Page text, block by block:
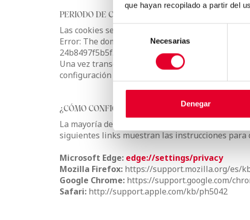
que hayan recopilado a partir del
Selección
de
consentimiento
Necesarias
Denegar
PERIODO DE CONSERVACIÓN DE LAS COOKIES
Las cookies se conservarán durante el tiempo
Error: The domain AZKOYENVENDING.ES is
24b8497f5b5f. Please add it to the domain
Una vez transcurridos los plazos indicados, las
configuración de su navegador.
¿CÓMO CONFIGURAR SUS PREFERENCIAS EN
La mayoría de los navegadores web permiten
siguientes links muestran las instrucciones para
Microsoft Edge: edge://settings/privacy
Mozilla Firefox: https://support.mozilla.org/es/
Google Chrome: https://support.google.com/
Safari: http://support.apple.com/kb/ph5042